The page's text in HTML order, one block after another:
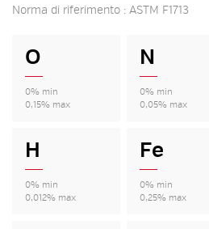
Norma di riferimento : ASTM F1713
O
0% min
0,15% max
N
0% min
0,05% max
H
0% min
0,012% max
Fe
0% min
0,25% max